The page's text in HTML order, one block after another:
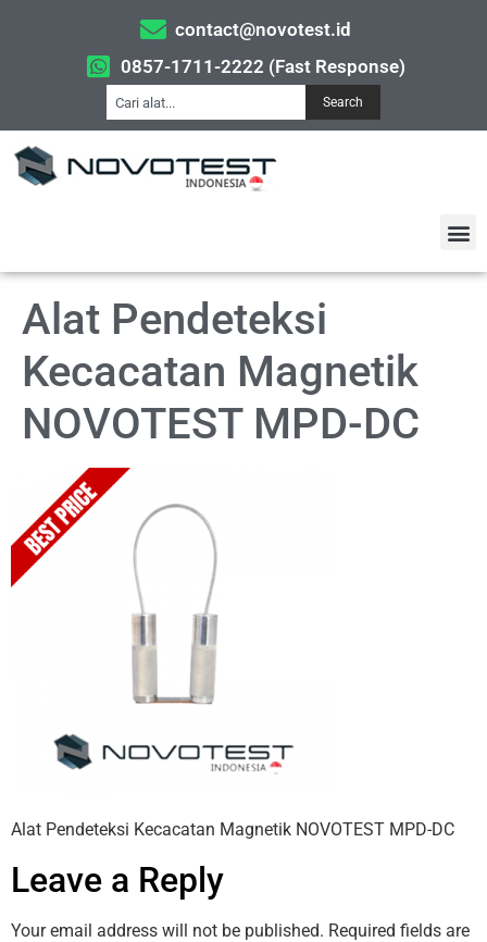
contact@novotest.id
0857-1711-2222 (Fast Response)
Search
Alat Pendeteksi
Kecacatan Magnetik
NOVOTEST MPD-DC
Alat Pendeteksi Kecacatan Magnetik NOVOTEST MPD-DC
Leave a Reply
Your email address will not be published. Required fields are